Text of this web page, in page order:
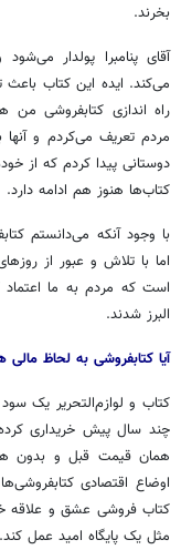
بخرند.
می‌کند. ایده این کتاب
راه اندازی کتابفروشی من
مردم تعریف می‌کردم و
دوستانی پیدا کردم که از
کتاب‌ها هنوز هم ادامه دارد.
با وجود آنکه می‌دانستم
اما با تلاش و عبور از
است که مردم به ما اعتماد
البرز شدند.
آیا کتابفروشی به لحاظ
کتاب و لوازم‌التحریر یک
چند سال پیش خریداری
همان قیمت قبل و بدون
اوضاع اقتصادی
کتاب فروشی عشق و علاقه
مثل یک پایگاه امید عمل کند.